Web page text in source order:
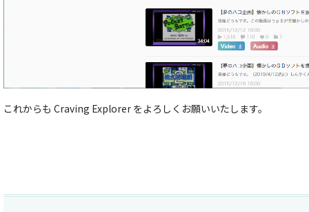
これからも Craving Explorer をよろしくお願いいたします。